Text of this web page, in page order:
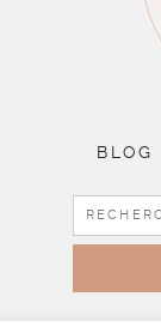
BLOG